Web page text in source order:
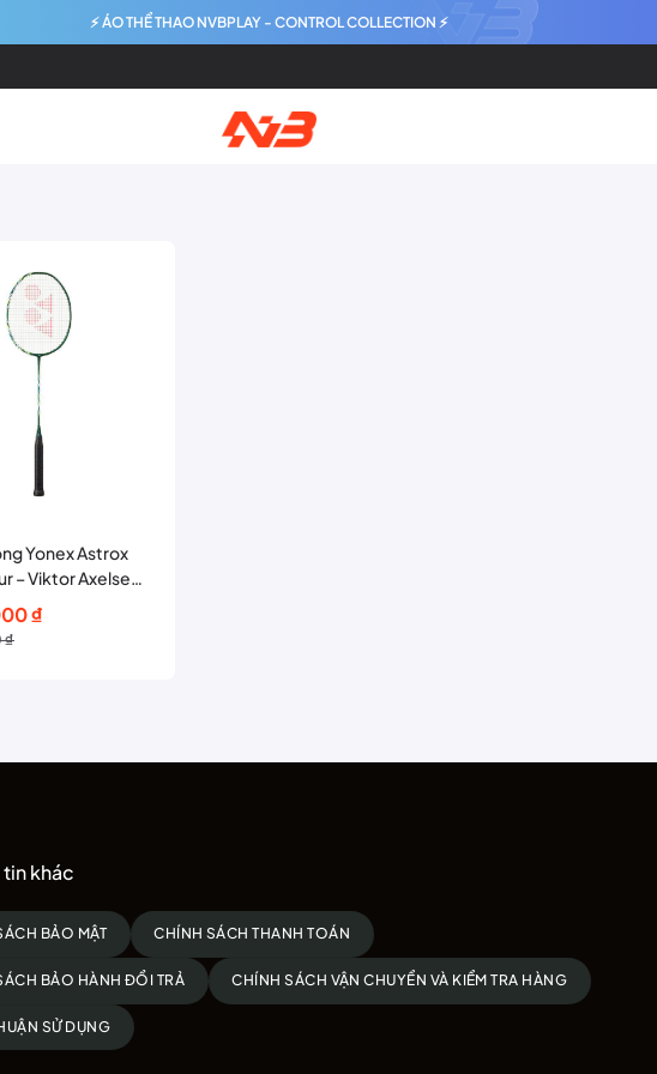
⚡ ÁO THỂ THAO NVBPLAY - CONTROL COLLECTION ⚡
Yonex Astrox
– Viktor Axelsen
₫
₫
khác
BẢO MẬT CHÍNH SÁCH THANH TOÁN
BẢO HÀNH ĐỔI TRẢ CHÍNH SÁCH VẬN CHUYỂN VÀ KIỂM TRA HÀNG
SỬ DỤNG